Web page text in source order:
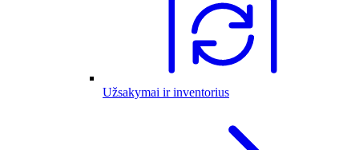
Užsakymai ir inventorius